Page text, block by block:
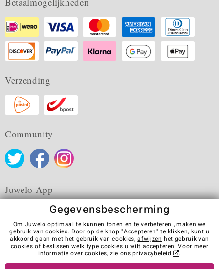
Verzending
Community
Juwelo App
Algemene verkoopvoorwaarden Privacybeleid
Cookies
Colofon
Contact
Contract herroepen
Gegevensbescherming
Om Juwelo optimaal te kunnen tonen en te verbeteren , maken we
gebruik van cookies. Door op de knop "Accepteren" te klikken, kunt u
akkoord gaan met het gebruik van cookies,afwijzen het gebruik van
cookies of beslissen welk type cookies u wilt accepteren. Voor meer
informatie over cookies, zie onsprivacybeleid .